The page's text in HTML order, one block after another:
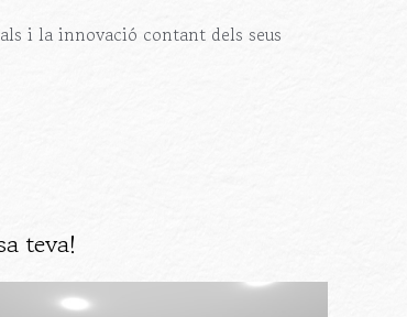
i la innovació contant dels seus
teva!